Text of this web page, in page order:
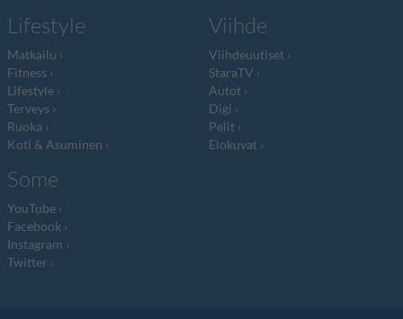
Lifestyle
Matkailu
Fitness
Lifestyle
Terveys
Ruoka
Koti & Asuminen
Viihde
Viihdeuutiset
StaraTV
Autot
Digi
Pelit
Elokuvat
Some
YouTube
Facebook
Instagram
Twitter